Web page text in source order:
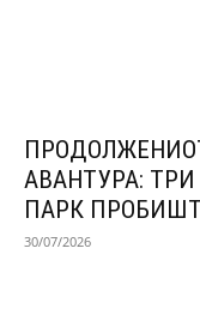
АВАНТУРА:
ПАРК
30/07/2026